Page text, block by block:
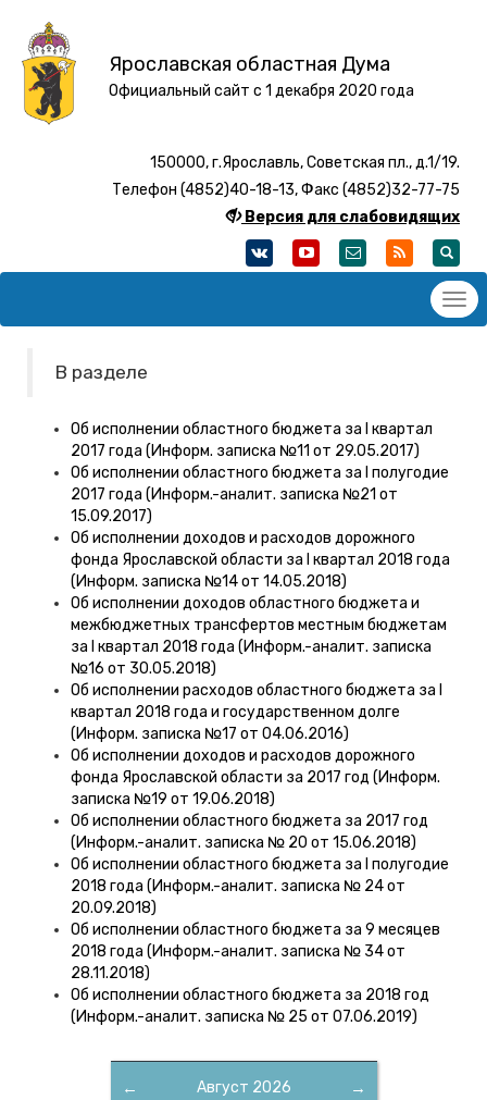
Ярославская областная Дума
Официальный сайт с 1 декабря 2020 года
150000, г.Ярославль, Советская пл., д.1/19.
Телефон (4852)40-18-13, Факс (4852)32-77-75
Версия для слабовидящих
В разделе
Об исполнении областного бюджета за I квартал
2017 года (Информ. записка №11 от 29.05.2017)
Об исполнении областного бюджета за I полугодие
2017 года (Информ.-аналит. записка №21 от
15.09.2017)
Об исполнении доходов и расходов дорожного
фонда Ярославской области за I квартал 2018 года
(Информ. записка №14 от 14.05.2018)
Об исполнении доходов областного бюджета и
межбюджетных трансфертов местным бюджетам
за I квартал 2018 года (Информ.-аналит. записка
№16 от 30.05.2018)
Об исполнении расходов областного бюджета за I
квартал 2018 года и государственном долге
(Информ. записка №17 от 04.06.2016)
Об исполнении доходов и расходов дорожного
фонда Ярославской области за 2017 год (Информ.
записка №19 от 19.06.2018)
Об исполнении областного бюджета за 2017 год
(Информ.-аналит. записка № 20 от 15.06.2018)
Об исполнении областного бюджета за I полугодие
2018 года (Информ.-аналит. записка № 24 от
20.09.2018)
Об исполнении областного бюджета за 9 месяцев
2018 года (Информ.-аналит. записка № 34 от
28.11.2018)
Об исполнении областного бюджета за 2018 год
(Информ.-аналит. записка № 25 от 07.06.2019)
← →
Август 2026